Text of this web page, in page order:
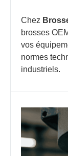
Chez
brosses
vos
normes
industriels.